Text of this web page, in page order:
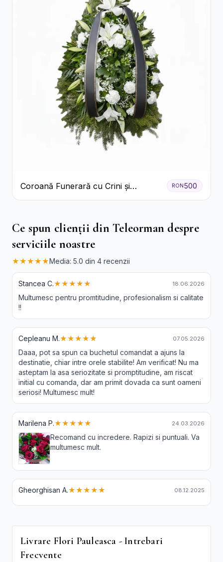
Coroană Funerară cu Crini și
Garoafe Albe
RON500
Ce spun clienții din Teleorman despre
serviciile noastre
★★★★★Media: 5.0 din 4 recenzii
Stancea C.★★★★★ 18.06.2026
Multumesc pentru promtitudine, profesionalism si calitate
!!
Cepleanu M.★★★★★ 07.05.2026
Daaa, pot sa spun ca buchetul comandat a ajuns la
destinatie, chiar intre orele stabilite! Am verificat! Nu ma
asteptam la asa seriozitate si promptitudine, am riscat
initial cu comanda, dar am primit dovada ca sunt oameni
seriosi! Multumesc mult!
Marilena P.★★★★★ 24.03.2026
Recomand cu incredere. Rapizi si puntuali. Va
multumesc mult.
Gheorghisan A.★★★★★ 08.12.2025
Livrare Flori Pauleasca - Intrebari
Frecvente